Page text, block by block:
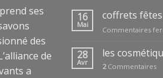
prend ses
des
de
a
16
Mai
coffrets
Commentaires
28
Avr
les
2Commentaires